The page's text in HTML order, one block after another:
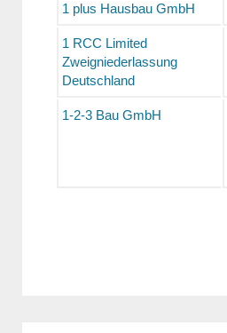
1 plus Hausbau GmbH
1 RCC Limited
Zweigniederlassung
Deutschland
1-2-3 Bau GmbH